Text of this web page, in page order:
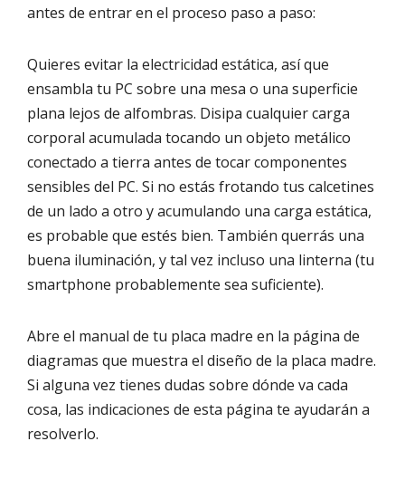
antes de entrar en el proceso paso a paso:
Quieres evitar la electricidad estática, así que
ensambla tu PC sobre una mesa o una superficie
plana lejos de alfombras. Disipa cualquier carga
corporal acumulada tocando un objeto metálico
conectado a tierra antes de tocar componentes
sensibles del PC. Si no estás frotando tus calcetines
de un lado a otro y acumulando una carga estática,
es probable que estés bien. También querrás una
buena iluminación, y tal vez incluso una linterna (tu
smartphone probablemente sea suficiente).
Abre el manual de tu placa madre en la página de
diagramas que muestra el diseño de la placa madre.
Si alguna vez tienes dudas sobre dónde va cada
cosa, las indicaciones de esta página te ayudarán a
resolverlo.